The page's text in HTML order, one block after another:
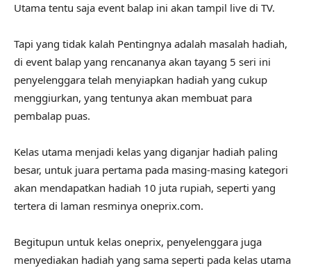
Utama tentu saja event balap ini akan tampil live di TV.
Tapi yang tidak kalah Pentingnya adalah masalah hadiah,
di event balap yang rencananya akan tayang 5 seri ini
penyelenggara telah menyiapkan hadiah yang cukup
menggiurkan, yang tentunya akan membuat para
pembalap puas.
Kelas utama menjadi kelas yang diganjar hadiah paling
besar, untuk juara pertama pada masing-masing kategori
akan mendapatkan hadiah 10 juta rupiah, seperti yang
tertera di laman resminya oneprix.com.
Begitupun untuk kelas oneprix, penyelenggara juga
menyediakan hadiah yang sama seperti pada kelas utama